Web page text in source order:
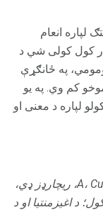
لپاره انعام
کول کولی شي د
په ځانګړې
کم وي. په یو
لپاره د معنی او
> ایرس ډي، ویبرټر ایل، وان سټرتین A، Cuijpers P، ریچارډز ډي،
د اغیزمنتیا او د